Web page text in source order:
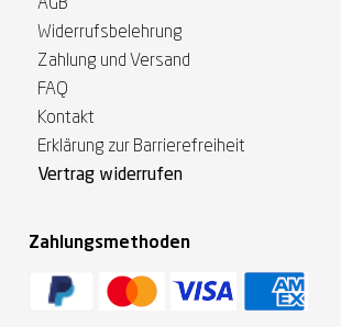
AGB
Widerrufsbelehrung
Zahlung und Versand
FAQ
Kontakt
Erklärung zur Barrierefreiheit
Vertrag widerrufen
Zahlungsmethoden